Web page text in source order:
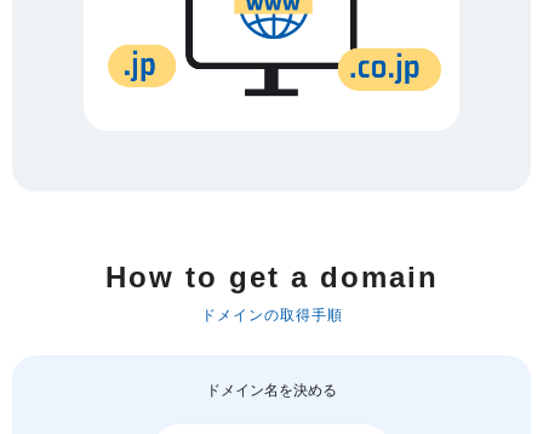
How to get a domain
ドメインの取得手順
ドメイン名を決める